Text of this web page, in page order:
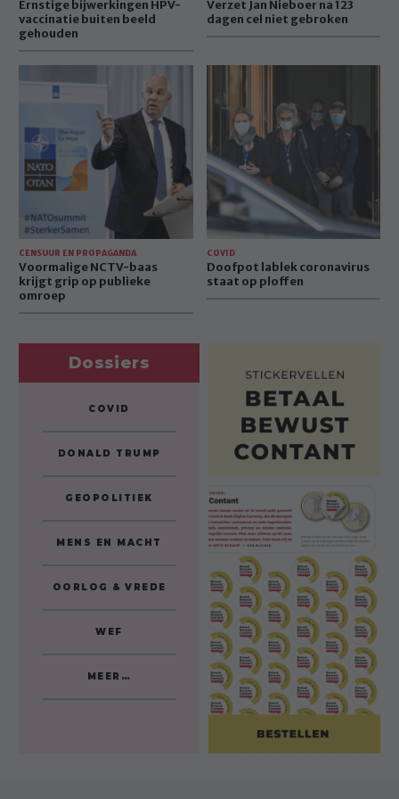
Ernstige bijwerkingen HPV-
vaccinatie buiten beeld
gehouden
Verzet Jan Nieboer na 123
dagen cel niet gebroken
NCTV-
krijgt
grip
op
publieke
Voormalige NCTV-baas
krijgt grip op publieke
omroep
CENSUUR EN PROPAGANDA
coronavirus
op
ploffen
Doofpot lablek coronavirus
staat op ploffen
COVID
Dossiers
COVID
DONALD TRUMP
GEOPOLITIEK
MENS EN MACHT
OORLOG & VREDE
WEF
MEER…